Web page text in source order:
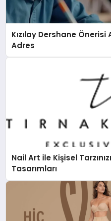
Kızılay Dershane
Adres
Nail Art ile Kişisel
Tasarımları